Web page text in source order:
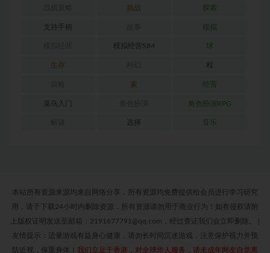
挑战 探索
支持手柄 模拟
模拟经营SIM 球
生存 程
索 经营
菜鸟入门 角色扮演RPG
选择 音乐
本站所有资源来源均来自网络分享，所有资源均免费提供给会员进行学习研究
用，请于下载24小时内删除资源，所有资源请勿用于商业行为！如有侵权请附
上版权证明发送至邮箱：2191677791@qq.com，经过查证我们会立即删除。
友情提示：适量游戏有益身心健康，请勿长时间沉迷游戏，注意保护视力并预
防近视，保重身体！ 我们立足于香港，对全球华人服务，请未成年网友自觉离